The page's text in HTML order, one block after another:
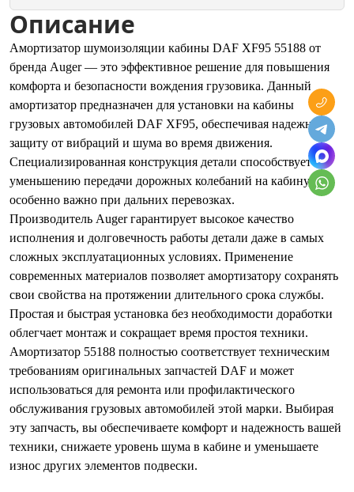
Описание
Амортизатор шумоизоляции кабины DAF XF95 55188 от
бренда Auger — это эффективное решение для повышения
комфорта и безопасности вождения грузовика. Данный
амортизатор предназначен для установки на кабины
грузовых автомобилей DAF XF95, обеспечивая надежную
защиту от вибраций и шума во время движения.
Специализированная конструкция детали способствует
уменьшению передачи дорожных колебаний на кабину, что
особенно важно при дальних перевозках.
Производитель Auger гарантирует высокое качество
исполнения и долговечность работы детали даже в самых
сложных эксплуатационных условиях. Применение
современных материалов позволяет амортизатору сохранять
свои свойства на протяжении длительного срока службы.
Простая и быстрая установка без необходимости доработки
облегчает монтаж и сокращает время простоя техники.
Амортизатор 55188 полностью соответствует техническим
требованиям оригинальных запчастей DAF и может
использоваться для ремонта или профилактического
обслуживания грузовых автомобилей этой марки. Выбирая
эту запчасть, вы обеспечиваете комфорт и надежность вашей
техники, снижаете уровень шума в кабине и уменьшаете
износ других элементов подвески.